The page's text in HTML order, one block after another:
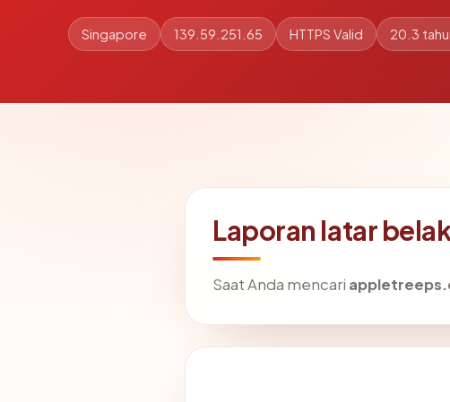
Singapore 139.59.251.65 HTTPS Valid 20.3
Laporan latar
Saat Anda mencari